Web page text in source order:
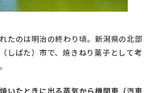
たのは明治の終わり頃。新潟県の北部
しばた）市で、焼きねり菓子として考
焼いたときに出る蒸気から機関車（汽車